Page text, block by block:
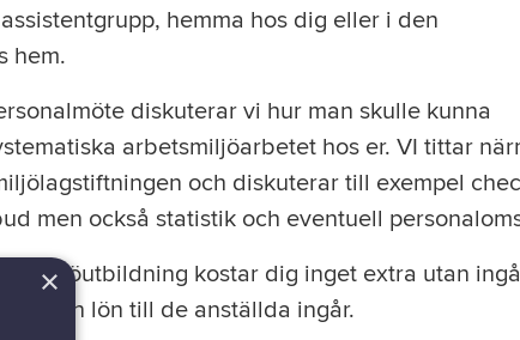
hemma hos dig eller i den
hem.
diskuterar vi hur man skulle kunna
arbetsmiljöarbetet hos er. VI tittar
och diskuterar till exempel
men också statistik och eventuell
kostar dig inget extra utan
Även lön till de anställda ingår.
×